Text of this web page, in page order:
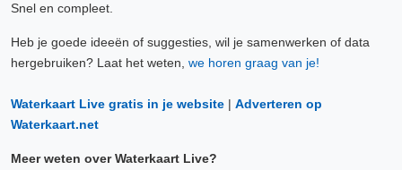
Snel en compleet.
Heb je goede ideeën of suggesties, wil je samenwerken of data
hergebruiken? Laat het weten, we horen graag van je!
Waterkaart Live gratis in je website | Adverteren op
Waterkaart.net
Meer weten over Waterkaart Live?